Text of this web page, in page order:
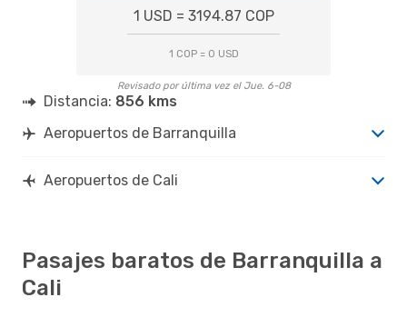
1 USD = 3194.87 COP
1 COP = 0 USD
Revisado por última vez el Jue. 6-08
Distancia: 856 kms
Aeropuertos de Barranquilla
Aeropuertos de Cali
Pasajes baratos de Barranquilla a
Cali